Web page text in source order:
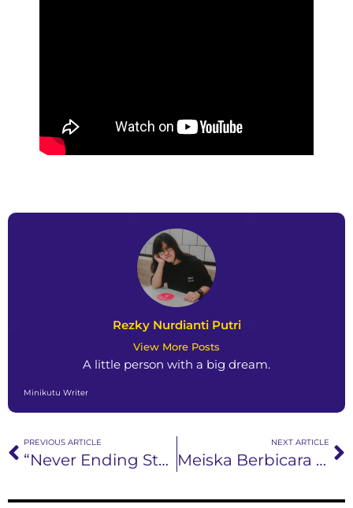
Rezky Nurdianti Putri
View More Posts
A little person with a big dream.
Minikutu Writer
PREVIOUS ARTICLE
“Never Ending Story” (song) about Friendship never ends
NEXT ARTICLE
Meiska Berbicara Tentang Sudut Orang Ketiga Di Singel Tebaru “ Tak Berbentuk Lagi”